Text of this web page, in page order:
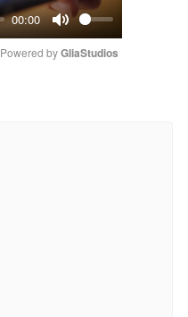
00:00
Mute
Powered by GliaStudios